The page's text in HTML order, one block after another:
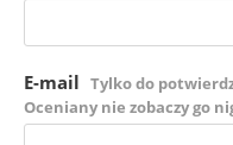
E-mail Tylko do
Oceniany nie zobaczy go